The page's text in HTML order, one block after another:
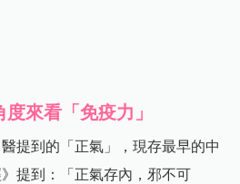
來看「免疫力」
提到的「正氣」，現存最早的中
提到：「正氣存內，邪不可